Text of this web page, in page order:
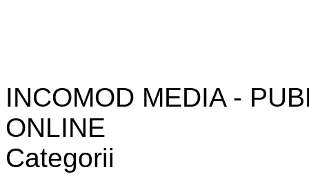
INCOMOD MEDIA -
ONLINE
Categorii